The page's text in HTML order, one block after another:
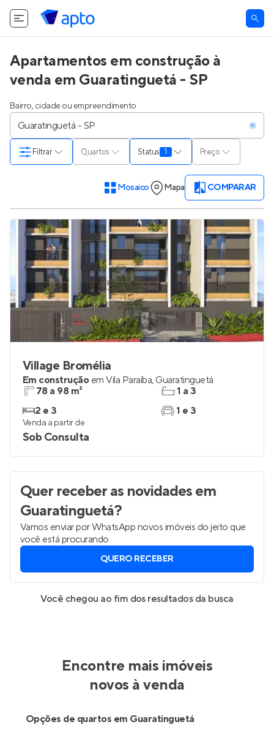
Apartamentos em construção à
venda em Guaratinguetá - SP
Bairro, cidade ou empreendimento
Quartos Status 1 Preço
Filtrar
Mosaico Mapa COMPARAR
Village Bromélia
Em construção em Vila Paraíba, Guaratinguetá
78 a 98 m²
2 e 3
1 a 3
1 e 3
Venda a partir de
Sob Consulta
Quer receber as novidadesem
Guaratinguetá?
Vamos enviar por WhatsApp novos imóveis do jeito que
você está procurando.
QUERO RECEBER
Você chegou ao fim dos resultados da busca
Encontre mais imóveis
novos à venda
Opções de quartos em Guaratinguetá